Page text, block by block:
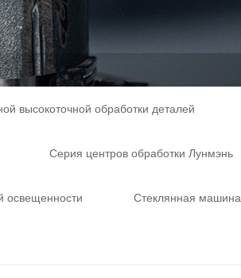
высокоточной обработки деталей
Серия центров обработки Лунмэнь
освещенности Стеклянная машина